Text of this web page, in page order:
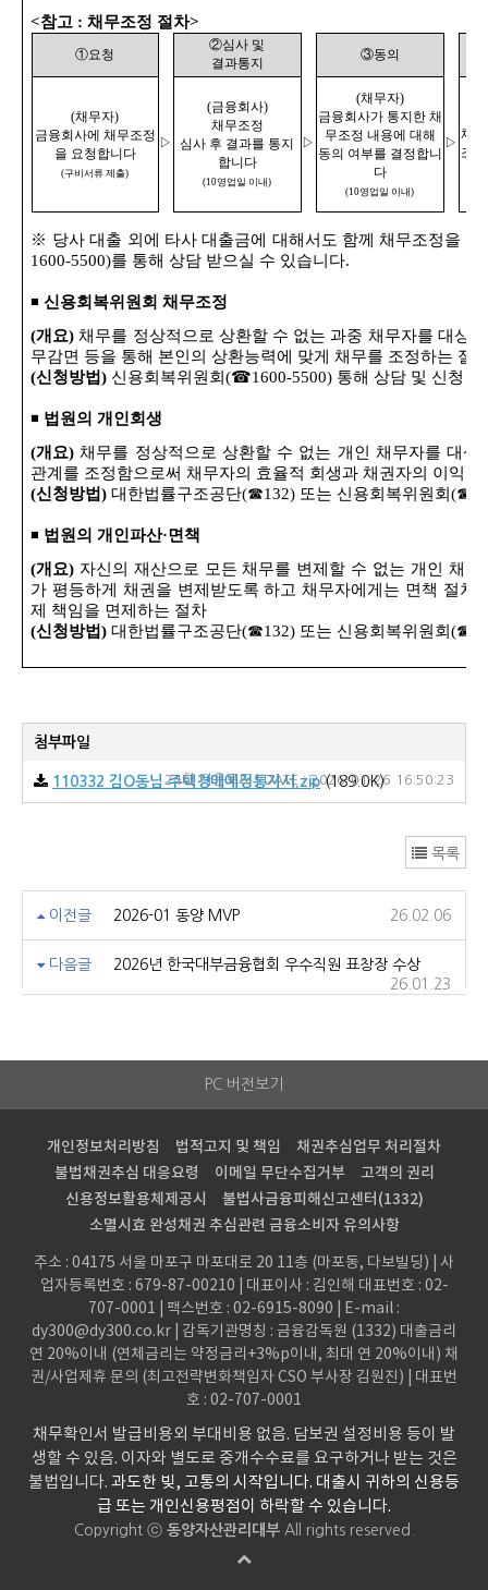
<참고 :채무조정 절차>
①요청
②심사 및
결과통지
③동의
(채무자)
금융회사에 채무조정
을 요청합니다
(구비서류 제출)
▷
(금융회사)
채무조정
심사 후 결과를 통지
합니다
(10영업일 이내)
▷
(채무자)
금융회사가 통지한 채
무조정 내용에 대해
동의 여부를 결정합니
다
(10영업일 이내)
▷
채
조
※ 당사 대출 외에 타사 대출금에 대해서도 함께 채무조정을
1600-5500)를 통해 상담 받으실 수 있습니다.
◾ 신용회복위원회 채무조정
(개요) 채무를 정상적으로 상환할 수 없는 과중 채무자를 대상
무감면 등을 통해 본인의 상환능력에 맞게 채무를 조정하는 절
(신청방법) 신용회복위원회(☎1600-5500) 통해 상담 및 신청 가
◾ 법원의 개인회생
(개요) 채무를 정상적으로 상환할 수 없는 개인 채무자를 대상
관계를 조정함으로써 채무자의 효율적 회생과 채권자의 이익
(신청방법) 대한법률구조공단(☎132) 또는 신용회복위원회(☎
◾ 법원의 개인파산·면책
(개요) 자신의 재산으로 모든 채무를 변제할 수 없는 개인 채
가 평등하게 채권을 변제받도록 하고 채무자에게는 면책 절차
제 책임을 면제하는 절차
(신청방법) 대한법률구조공단(☎132) 또는 신용회복위원회(☎
첨부파일
110332 김O동님 주택경매예정통지서.zip(189.0K)
24회 다운로드 | DATE : 2026-01-26 16:50:23
목록
이전글 2026-01 동양 MVP 26.02.06
다음글
2026년 한국대부금융협회 우수직원 표창장 수상
26.01.23
PC 버전보기
개인정보처리방침 법적고지 및 책임
채권추심업무 처리절차
불법채권추심 대응요령
이메일 무단수집거부
고객의 권리
신용정보활용체제공시
불법사금융피해신고센터(1332)
소멸시효 완성채권 추심관련 금융소비자 유의사항
주소 : 04175 서울 마포구 마포대로 20 11층 (마포동, 다보빌딩) | 사
업자등록번호 : 679-87-00210 | 대표이사 : 김인해 대표번호 : 02-
707-0001 | 팩스번호 : 02-6915-8090 | E-mail :
dy300@dy300.co.kr | 감독기관명칭 : 금융감독원 (1332) 대출금리
연 20%이내 (연체금리는 약정금리+3%p이내, 최대 연 20%이내) 채
권/사업제휴 문의 (최고전략변화책임자 CSO 부사장 김원진) | 대표번
호 : 02-707-0001
채무확인서 발급비용외 부대비용 없음. 담보권 설정비용 등이 발
생할 수 있음. 이자와 별도로 중개수수료를 요구하거나 받는 것은
불법입니다. 과도한 빚, 고통의 시작입니다. 대출시 귀하의 신용등
급 또는 개인신용평점이 하락할 수 있습니다.
Copyright ⓒ 동양자산관리대부All rights reserved.